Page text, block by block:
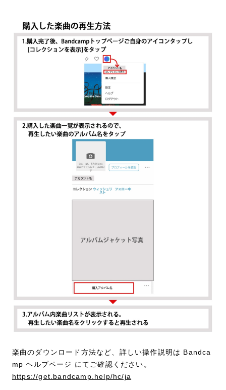
楽曲のダウンロード方法など、詳しい操作説明は Bandca
mp ヘルプページ にてご確認ください。
https://get.bandcamp.help/hc/ja